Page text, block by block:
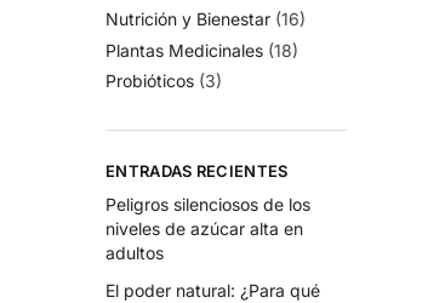
Nutrición y Bienestar (16)
Plantas Medicinales (18)
Probióticos (3)
ENTRADAS RECIENTES
Peligros silenciosos de los
niveles de azúcar alta en
adultos
El poder natural: ¿Para qué